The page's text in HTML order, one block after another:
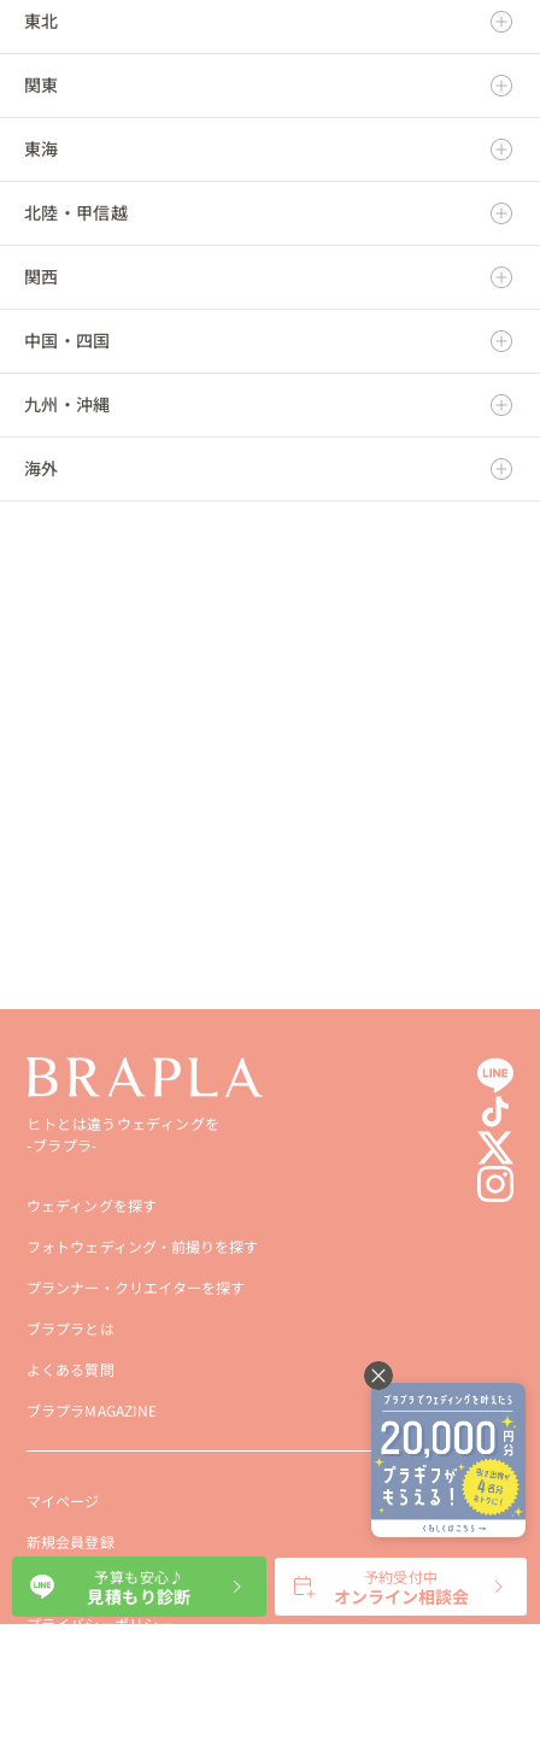
北海道
東北
青森県
岩手県
宮城県
秋田県
山形県
福島県
関東
茨城県
栃木県
群馬県
埼玉県
千葉県
東京都
東海
岐阜県
静岡県
愛知県
三重県
北陸・甲信越
新潟県
富山県
石川県
福井県
関西
滋賀県
京都府
大阪府
中国・四国
鳥取県
島根県
九州・沖縄
福岡県
海外
ヒトとは違うウェディングを
-ブラプラ-
ウェディングを探す
フォトウェディング・前撮りを探す
プランナー・クリエイターを探す
ブラプラとは
よくある質問
ブラプラMAGAZINE
マイページ
新規会員登録
会社概要
プライバシーポリシー
予算も安心♪
見積もり診断
予約受付中
オンライン相談会